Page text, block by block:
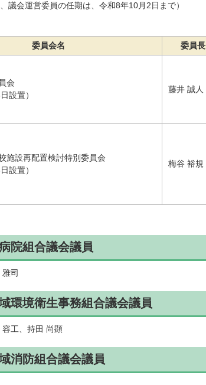
議会運営委員の任期は、令和8年10月2日まで）
委員会名
委員長
会
設置）
藤井 誠人
施設再配置検討特別委員会
設置）
梅谷 裕規
院組合議会議員
司
環境衛生事務組合議会議員
工、持田 尚顕
消防組合議会議員